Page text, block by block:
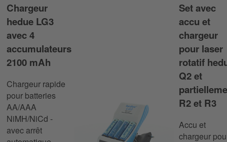
Chargeur
hedue LG3
avec 4
accumulateurs
2100 mAh
Chargeur rapide
pour batteries
AA/AAA
NiMH/NiCd -
avec arrêt
Set avec
accu et
chargeur
pour laser
rotatif
Q2 et
R2 et R3
Accu et
chargeur